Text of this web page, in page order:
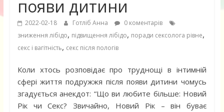
появи дитини
2022-02-18 Готліб Анна
0 коментарів
зниження лібідо, підвищення лібідо, поради сексолога рівне,
секс і вагітність, секс після пологів
Коли хтось розповідає про труднощі в інтимній
сфері життя подружжя після появи дитини чомусь
згадується анекдот: “Що ви любите більше: Новий
Рік чи Секс? Звичайно, Новий Рік – він буває